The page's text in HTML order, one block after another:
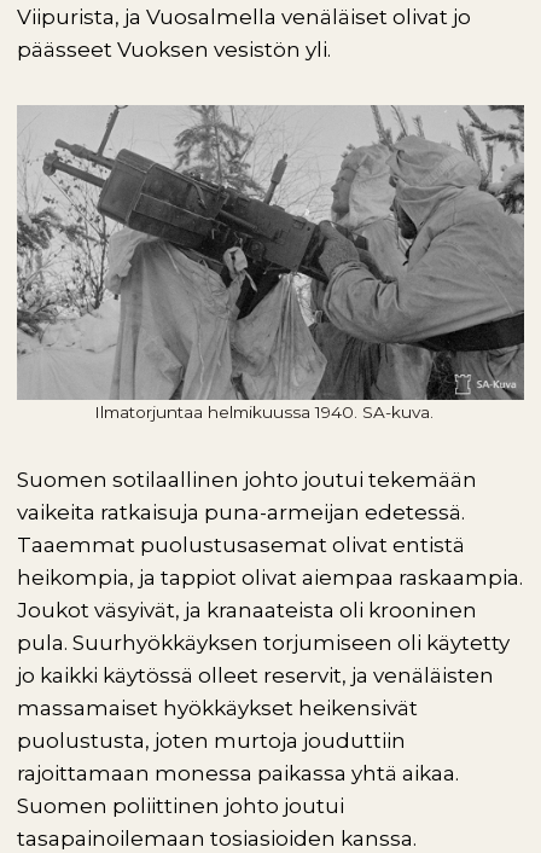
Viipurista, ja Vuosalmella venäläiset olivat jo
päässeet Vuoksen vesistön yli.
Ilmatorjuntaa helmikuussa 1940. SA-kuva.
Suomen sotilaallinen johto joutui tekemään
vaikeita ratkaisuja puna-armeijan edetessä.
Taaemmat puolustusasemat olivat entistä
heikompia, ja tappiot olivat aiempaa raskaampia.
Joukot väsyivät, ja kranaateista oli krooninen
pula. Suurhyökkäyksen torjumiseen oli käytetty
jo kaikki käytössä olleet reservit, ja venäläisten
massamaiset hyökkäykset heikensivät
puolustusta, joten murtoja jouduttiin
rajoittamaan monessa paikassa yhtä aikaa.
Suomen poliittinen johto joutui
tasapainoilemaan tosiasioiden kanssa.